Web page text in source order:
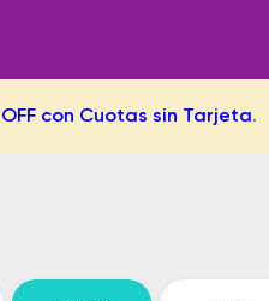
OFF con Cuotas sin Tarjeta.